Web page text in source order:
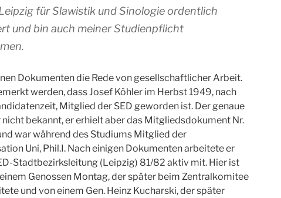
für Slawistik und Sinologie ordentlich
und bin auch meiner Studienpflicht
Dokumenten die Rede von gesellschaftlicher Arbeit.
werden, dass Josef Köhler im Herbst 1949, nach
Mitglied der SED geworden ist. Der genaue
nicht bekannt, er erhielt aber das Mitgliedsdokument Nr.
war während des Studiums Mitglied der
Uni, Phil.I. Nach einigen Dokumenten arbeitete er
Stadtbezirksleitung (Leipzig) 81/82 aktiv mit. Hier ist
Genossen Montag, der später beim Zentralkomitee
und von einem Gen. Heinz Kucharski, der später